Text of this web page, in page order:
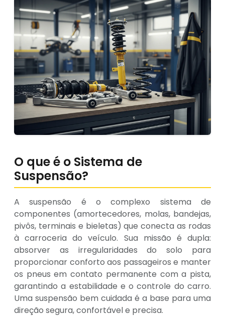
O que é o Sistema de
Suspensão?
A suspensão é o complexo sistema de
componentes (amortecedores, molas, bandejas,
pivôs, terminais e bieletas) que conecta as rodas
à carroceria do veículo. Sua missão é dupla:
absorver as irregularidades do solo para
proporcionar conforto aos passageiros e manter
os pneus em contato permanente com a pista,
garantindo a estabilidade e o controle do carro.
Uma suspensão bem cuidada é a base para uma
direção segura, confortável e precisa.